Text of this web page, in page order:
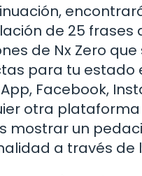
de 25 frases
de Nx Zero
para tu estado
Facebook,
otra
mostrar un
a través de